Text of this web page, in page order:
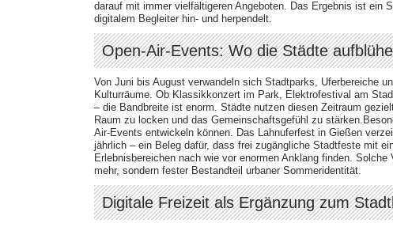
darauf mit immer vielfältigeren Angeboten. Das Ergebnis ist ein
digitalem Begleiter hin- und herpendelt.
Open-Air-Events: Wo die Städte
Von Juni bis August verwandeln sich Stadtparks, Uferbereiche
Kulturräume. Ob Klassikkonzert im Park, Elektrofestival am
– die Bandbreite ist enorm. Städte nutzen diesen Zeitraum
Raum zu locken und das Gemeinschaftsgefühl zu
Air-Events entwickeln können. Das Lahnuferfest in Gießen
jährlich – ein Beleg dafür, dass frei zugängliche Stadtfeste mit
Erlebnisbereichen nach wie vor enormen Anklang finden.
mehr, sondern fester Bestandteil urbaner Sommeridentität.
Digitale Freizeit als Ergänzung zum